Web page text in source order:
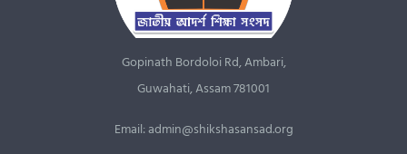
Gopinath Bordoloi Rd, Ambari,
Guwahati, Assam 781001
Email: admin@shikshasansad.org